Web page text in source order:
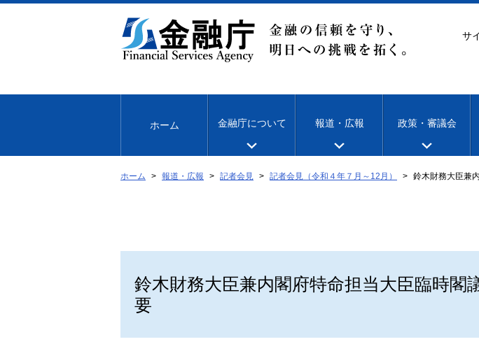
文
移
サ
ホーム 金融庁について 報道・広報 政策・審議会
ホーム 報道・広報 記者会見 記者会見（令和４年７月～12月） 鈴木財務大臣兼
鈴木財務大臣兼内閣府特命担当大臣臨時閣
要